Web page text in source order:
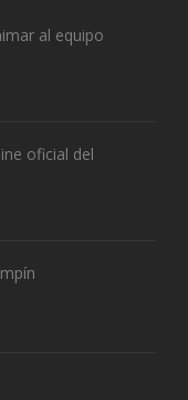
al equipo
oficial del